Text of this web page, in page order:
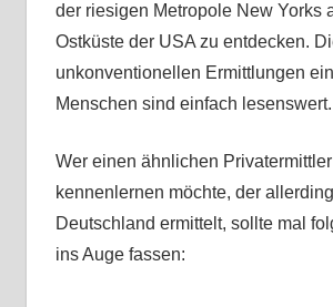
der riesigen Metropole New Yorks
Ostküste der USA zu entdecken.
unkonventionellen Ermittlungen
Menschen sind einfach lesenswert.
Wer einen ähnlichen
kennenlernen möchte, der
Deutschland ermittelt, sollte mal
ins Auge fassen: